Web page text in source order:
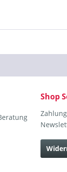
Shop